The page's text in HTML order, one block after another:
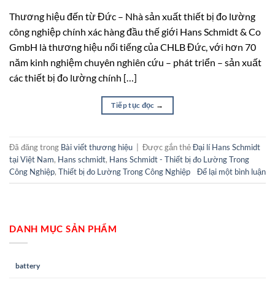
Thương hiệu đến từ Đức – Nhà sản xuất thiết bị đo lường
công nghiệp chính xác hàng đầu thế giới Hans Schmidt & Co
GmbH là thương hiệu nổi tiếng của CHLB Đức, với hơn 70
năm kinh nghiệm chuyên nghiên cứu – phát triển – sản xuất
các thiết bị đo lường chính […]
Tiếp tục đọc →
Đã đăng trong Bài viết thương hiệu Được gắn thẻĐại lí Hans Schmidt
tại Việt Nam, Hans schmidt, Hans Schmidt - Thiết bị đo Lường Trong
Công Nghiệp, Thiết bị đo Lường Trong Công Nghiệp Để lại một bình luận
DANH MỤC SẢN PHẨM
battery